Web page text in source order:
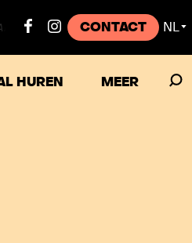
● 🍉 STOP GENOCIDE 🍉
CONTACT NL ▼
HUREN MEER